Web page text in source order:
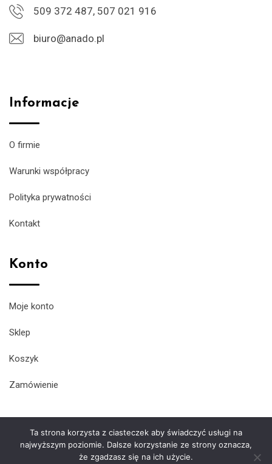
509 372 487, 507 021 916
biuro@anado.pl
Informacje
O firmie
Warunki współpracy
Polityka prywatności
Kontakt
Konto
Moje konto
Sklep
Koszyk
Zamówienie
Ta strona korzysta z ciasteczek aby świadczyć usługi na
najwyższym poziomie. Dalsze korzystanie ze strony oznacza,
że zgadzasz się na ich użycie.